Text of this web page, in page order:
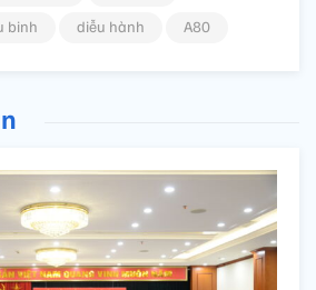
binh diễu hành A80